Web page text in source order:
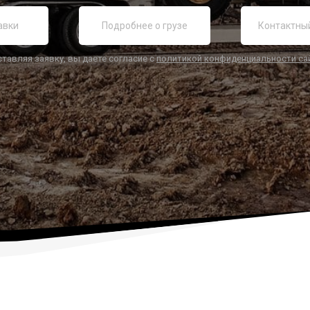
заявку, вы даете согласие сполитикой конфиденциальности